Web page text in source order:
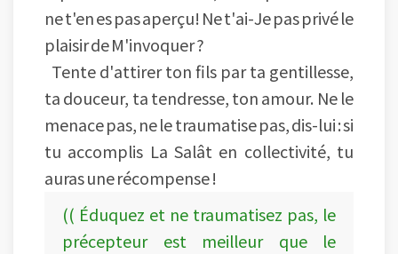
ne t'en es pas aperçu! Ne t'ai-Je pas privé le
plaisir de M'invoquer ?
Tente d'attirer ton fils par ta gentillesse,
ta douceur, ta tendresse, ton amour. Ne le
menace pas, ne le traumatise pas, dis-lui : si
tu accomplis La Salât en collectivité, tu
auras une récompense !
(( Éduquez et ne traumatisez pas, le
précepteur est meilleur que le